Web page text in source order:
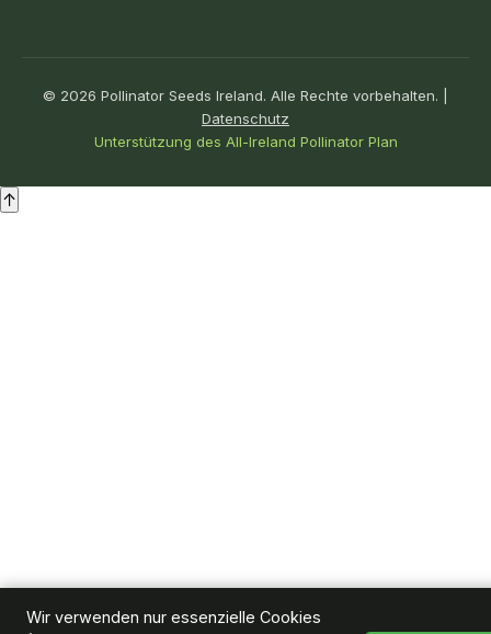
© 2026 Pollinator Seeds Ireland. Alle Rechte vorbehalten. |
Datenschutz
Unterstützung des All-Ireland Pollinator Plan
↑
Wir verwenden nur essenzielle Cookies